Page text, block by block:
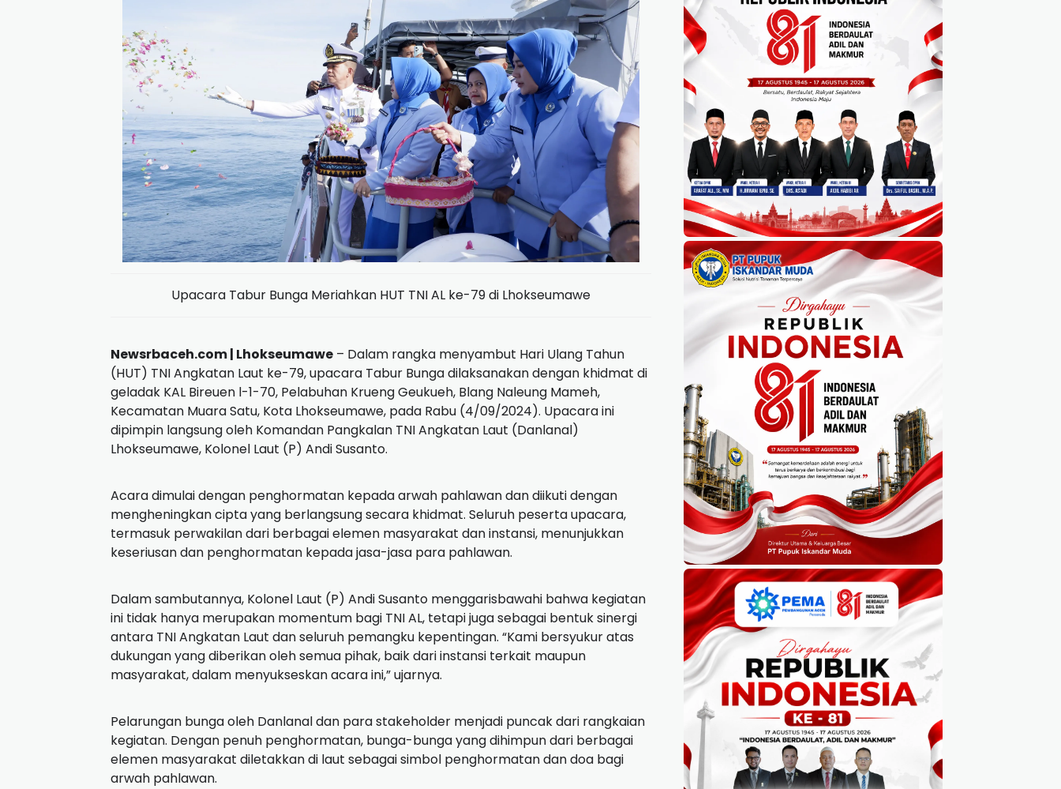
Upacara Tabur Bunga Meriahkan HUT TNI AL ke-79 di Lhokseumawe
Newsrbaceh.com | Lhokseumawe – Dalam rangka menyambut Hari Ulang Tahun
(HUT) TNI Angkatan Laut ke-79, upacara Tabur Bunga dilaksanakan dengan khidmat di
geladak KAL Bireuen l-1-70, Pelabuhan Krueng Geukueh, Blang Naleung Mameh,
Kecamatan Muara Satu, Kota Lhokseumawe, pada Rabu (4/09/2024). Upacara ini
dipimpin langsung oleh Komandan Pangkalan TNI Angkatan Laut (Danlanal)
Lhokseumawe, Kolonel Laut (P) Andi Susanto.
Acara dimulai dengan penghormatan kepada arwah pahlawan dan diikuti dengan
mengheningkan cipta yang berlangsung secara khidmat. Seluruh peserta upacara,
termasuk perwakilan dari berbagai elemen masyarakat dan instansi, menunjukkan
keseriusan dan penghormatan kepada jasa-jasa para pahlawan.
Dalam sambutannya, Kolonel Laut (P) Andi Susanto menggarisbawahi bahwa kegiatan
ini tidak hanya merupakan momentum bagi TNI AL, tetapi juga sebagai bentuk sinergi
antara TNI Angkatan Laut dan seluruh pemangku kepentingan. “Kami bersyukur atas
dukungan yang diberikan oleh semua pihak, baik dari instansi terkait maupun
masyarakat, dalam menyukseskan acara ini,” ujarnya.
Pelarungan bunga oleh Danlanal dan para stakeholder menjadi puncak dari rangkaian
kegiatan. Dengan penuh penghormatan, bunga-bunga yang dihimpun dari berbagai
elemen masyarakat diletakkan di laut sebagai simbol penghormatan dan doa bagi
arwah pahlawan.